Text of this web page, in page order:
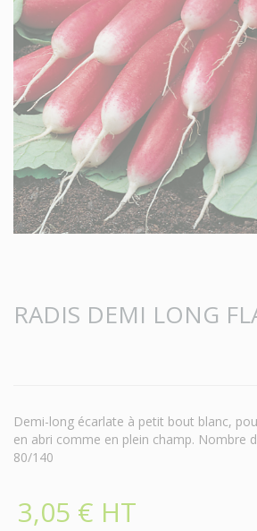
RADIS DEMI LONG
Demi-long écarlate à petit bout blanc,
en abri comme en plein champ. Nombre
80/140
3,05 € HT